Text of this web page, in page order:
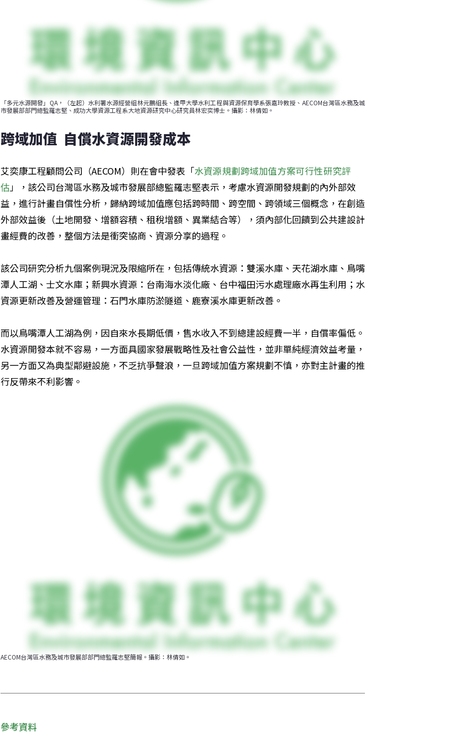
「多元水源開發」QA，（左起）水利署水源經營組林元鵬組長、逢甲大學水利工程與資源保育學系張嘉玲教授、AECOM台灣區水務及城
市發展部部門總監羅志堅、成功大學資源工程系大地資源研究中心研究員林宏奕博士。攝影：林倩如。
跨域加值  自償水資源開發成本
艾奕康工程顧問公司（AECOM）則在會中發表「水資源規劃跨域加值方案可行性研究評
估」，該公司台灣區水務及城市發展部總監羅志堅表示，考慮水資源開發規劃的內外部效
益，進行計畫自償性分析，歸納跨域加值應包括跨時間、跨空間、跨領域三個概念，在創造
外部效益後（土地開發、增額容積、租稅增額、異業結合等），須內部化回饋到公共建設計
畫經費的改善，整個方法是衝突協商、資源分享的過程。
該公司研究分析九個案例現況及限縮所在，包括傳統水資源：雙溪水庫、天花湖水庫、鳥嘴
潭人工湖、士文水庫；新興水資源：台南海水淡化廠、台中福田污水處理廠水再生利用；水
資源更新改善及營運管理：石門水庫防淤隧道、鹿寮溪水庫更新改善。
而以鳥嘴潭人工湖為例，因自來水長期低價，售水收入不到總建設經費一半，自償率偏低。
水資源開發本就不容易，一方面具國家發展戰略性及社會公益性，並非單純經濟效益考量，
另一方面又為典型鄰避設施，不乏抗爭聲浪，一旦跨域加值方案規劃不慎，亦對主計畫的推
行反帶來不利影響。
AECOM台灣區水務及城市發展部部門總監羅志堅簡報。攝影：林倩如。
參考資料